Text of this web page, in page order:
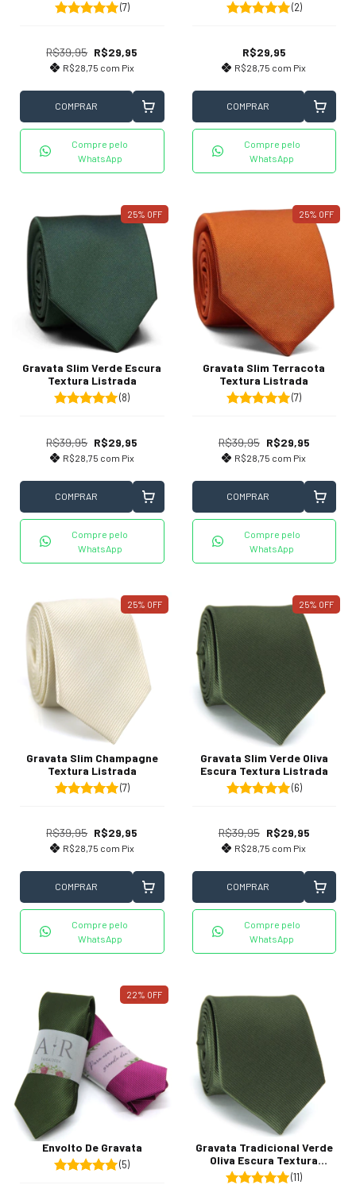
(7)
R$39,95 R$29,95
R$28,75 com Pix
COMPRAR
Compre pelo
WhatsApp
(2)
R$29,95
R$28,75 com Pix
COMPRAR
Compre pelo
WhatsApp
25% OFF
Gravata Slim Verde Escura
Textura Listrada
(8)
R$39,95 R$29,95
R$28,75 com Pix
COMPRAR
Compre pelo
WhatsApp
25% OFF
Gravata Slim Terracota
Textura Listrada
(7)
R$39,95 R$29,95
R$28,75 com Pix
COMPRAR
Compre pelo
WhatsApp
25% OFF
Gravata Slim Champagne
Textura Listrada
(7)
R$39,95 R$29,95
R$28,75 com Pix
COMPRAR
Compre pelo
WhatsApp
25% OFF
Gravata Slim Verde Oliva
Escura Textura Listrada
(6)
R$39,95 R$29,95
R$28,75 com Pix
COMPRAR
Compre pelo
WhatsApp
22% OFF
Envolto De Gravata
(5)
Gravata Tradicional Verde
Oliva Escura Textura
Listrada (11)